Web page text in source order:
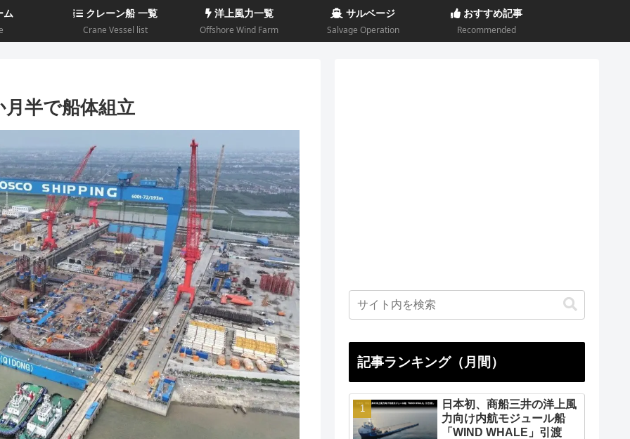
ム クレーン船 一覧
Crane Vessel list
洋上風力一覧
Offshore Wind Farm
サルベージ
Salvage Operation
おすすめ記事
Recommended
半で船体組立
記事ランキング（月間）
日本初、商船三井の洋上風
力向け内航モジュール船
「WIND WHALE」引渡